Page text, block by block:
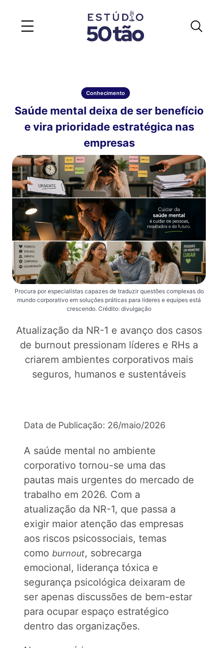
Conhecimento
Saúde mental deixa de ser benefício
e vira prioridade estratégica nas
empresas
Procura por especialistas capazes de traduzir questões complexas do
mundo corporativo em soluções práticas para líderes e equipes está
crescendo. Crédito: divulgação
Atualização da NR-1 e avanço dos casos
de burnout pressionam líderes e RHs a
criarem ambientes corporativos mais
seguros, humanos e sustentáveis
Data de Publicação: 26/maio/2026
A saúde mental no ambiente
corporativo tornou-se uma das
pautas mais urgentes do mercado de
trabalho em 2026. Com a
atualização da NR-1, que passa a
exigir maior atenção das empresas
aos riscos psicossociais, temas
como burnout, sobrecarga
emocional, liderança tóxica e
segurança psicológica deixaram de
ser apenas discussões de bem-estar
para ocupar espaço estratégico
dentro das organizações.